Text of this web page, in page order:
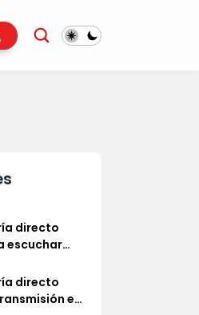
directo
escuchar
directo
en